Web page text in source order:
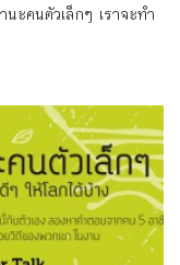
นะคนตัวเล็กๆ เราจะทำ